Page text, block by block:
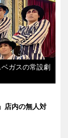
ベガスの常設劇
店内の無人対